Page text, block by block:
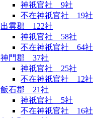
神祇官社 9社
不在神祇官社 19社
出雲郡 122社
神祇官社 58社
不在神祇官社 64社
神門郡 37社
神祇官社 25社
不在神祇官社 12社
飯石郡 21社
神祇官社 5社
不在神祇官社 16社